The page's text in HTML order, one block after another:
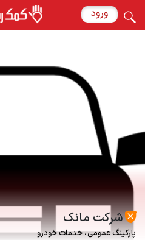
ورود
شرکت مانک
پارکینگ عمومی خدمات خودرو